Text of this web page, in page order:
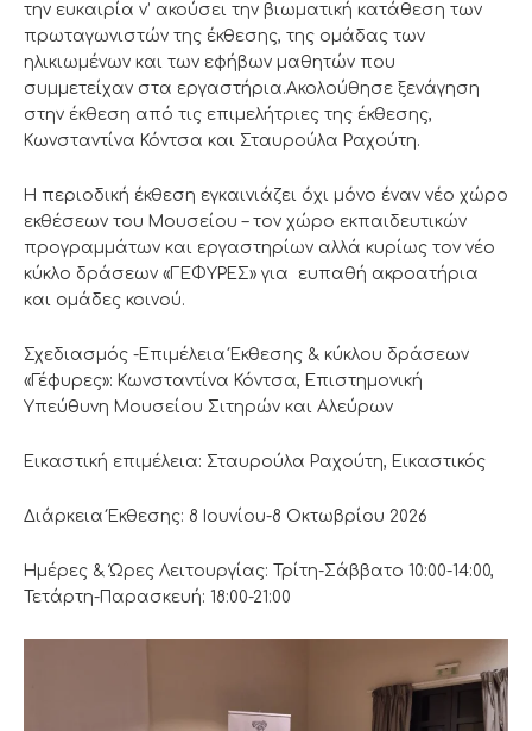
την ευκαιρία ν’ ακούσει την βιωματική κατάθεση των
πρωταγωνιστών της έκθεσης, της ομάδας των
ηλικιωμένων και των εφήβων μαθητών που
συμμετείχαν στα εργαστήρια.Ακολούθησε ξενάγηση
στην έκθεση από τις επιμελήτριες της έκθεσης,
Κωνσταντίνα Κόντσα και Σταυρούλα Ραχούτη.
Η περιοδική έκθεση εγκαινιάζει όχι μόνο έναν νέο χώρο
εκθέσεων του Μουσείου – τον χώρο εκπαιδευτικών
προγραμμάτων και εργαστηρίων αλλά κυρίως τον νέο
κύκλο δράσεων «ΓΕΦΥΡΕΣ» για ευπαθή ακροατήρια
και ομάδες κοινού.
Σχεδιασμός -Επιμέλεια Έκθεσης & κύκλου δράσεων
«Γέφυρες»: Κωνσταντίνα Κόντσα, Επιστημονική
Υπεύθυνη Μουσείου Σιτηρών και Αλεύρων
Εικαστική επιμέλεια: Σταυρούλα Ραχούτη, Εικαστικός
Διάρκεια Έκθεσης: 8 Ιουνίου-8 Οκτωβρίου 2026
Ημέρες & Ώρες Λειτουργίας: Τρίτη-Σάββατο 10:00-14:00,
Τετάρτη-Παρασκευή: 18:00-21:00